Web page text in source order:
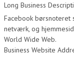
Long Business
Facebook børsnoteret
netværk, og
World Wide Web.
Business Website